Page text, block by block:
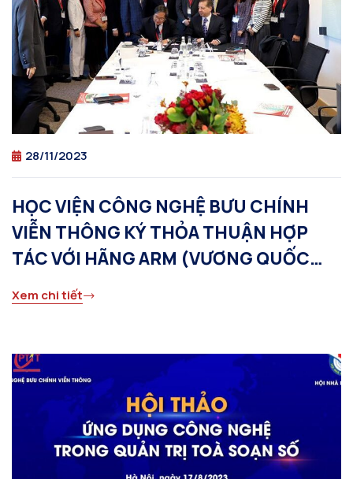
28/11/2023
HỌC VIỆN CÔNG NGHỆ BƯU CHÍNH
VIỄN THÔNG KÝ THỎA THUẬN HỢP
TÁC VỚI HÃNG ARM (VƯƠNG QUỐC
Xem chi tiết